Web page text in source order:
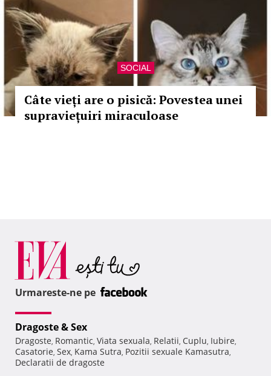
SOCIAL
Câte vieți are o pisică: Povestea unei
supraviețuiri miraculoase
Urmareste-ne pe
Dragoste & Sex
Dragoste, Romantic, Viata sexuala, Relatii, Cuplu, Iubire,
Casatorie, Sex, Kama Sutra, Pozitii sexuale Kamasutra,
Declaratii de dragoste